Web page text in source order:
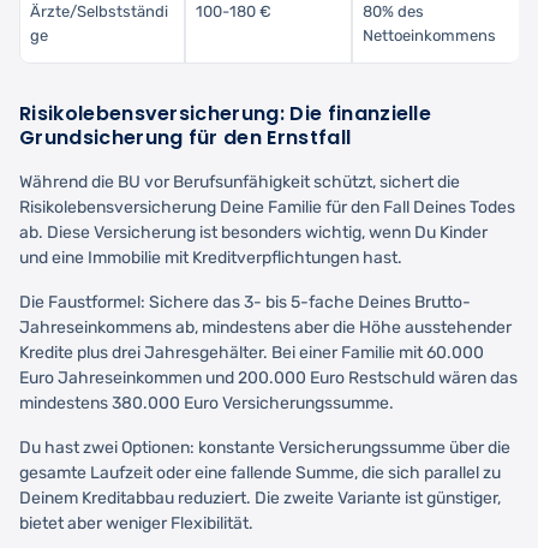
Ärzte/Selbstständi
ge
100-180 €
80% des
Nettoeinkommens
Risikolebensversicherung: Die finanzielle
Grundsicherung für den Ernstfall
Während die BU vor Berufsunfähigkeit schützt, sichert die
Risikolebensversicherung Deine Familie für den Fall Deines Todes
ab. Diese Versicherung ist besonders wichtig, wenn Du Kinder
und eine Immobilie mit Kreditverpflichtungen hast.
Die Faustformel: Sichere das 3- bis 5-fache Deines Brutto-
Jahreseinkommens ab, mindestens aber die Höhe ausstehender
Kredite plus drei Jahresgehälter. Bei einer Familie mit 60.000
Euro Jahreseinkommen und 200.000 Euro Restschuld wären das
mindestens 380.000 Euro Versicherungssumme.
Du hast zwei Optionen: konstante Versicherungssumme über die
gesamte Laufzeit oder eine fallende Summe, die sich parallel zu
Deinem Kreditabbau reduziert. Die zweite Variante ist günstiger,
bietet aber weniger Flexibilität.